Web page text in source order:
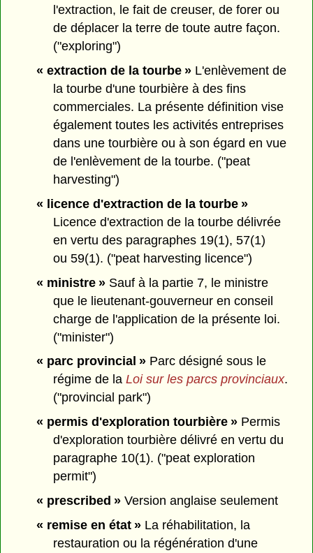
l'extraction, le fait de creuser, de forer ou
de déplacer la terre de toute autre façon.
("exploring")
« extraction de la tourbe »L'enlèvement de
la tourbe d'une tourbière à des fins
commerciales. La présente définition vise
également toutes les activités entreprises
dans une tourbière ou à son égard en vue
de l'enlèvement de la tourbe. ("peat
harvesting")
« licence d'extraction de la tourbe »
Licence d'extraction de la tourbe délivrée
en vertu des paragraphes 19(1), 57(1)
ou 59(1). ("peat harvesting licence")
« ministre »Sauf à la partie 7, le ministre
que le lieutenant-gouverneur en conseil
charge de l'application de la présente loi.
("minister")
« parc provincial »Parc désigné sous le
régime de laLoi sur les parcs provinciaux.
("provincial park")
« permis d'exploration tourbière »Permis
d'exploration tourbière délivré en vertu du
paragraphe 10(1). ("peat exploration
permit")
« prescribed »Version anglaise seulement
« remise en état »La réhabilitation, la
restauration ou la régénération d'une